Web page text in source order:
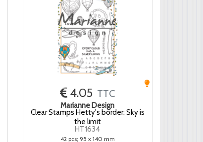
4.05 TTC
Marianne Design
Clear Stamps Hetty's border: Sky is
the limit
HT1634
42 pcs; 95 x 140 mm